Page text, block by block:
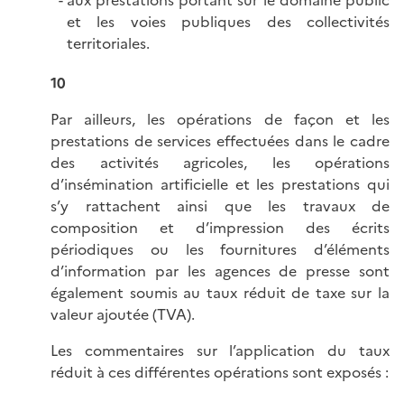
et les voies publiques des collectivités
territoriales.
10
Par ailleurs, les opérations de façon et les
prestations de services effectuées dans le cadre
des activités agricoles, les opérations
d’insémination artificielle et les prestations qui
s’y rattachent ainsi que les travaux de
composition et d’impression des écrits
périodiques ou les fournitures d’éléments
d’information par les agences de presse sont
également soumis au taux réduit de taxe sur la
valeur ajoutée (TVA).
Les commentaires sur l’application du taux
réduit à ces différentes opérations sont exposés :